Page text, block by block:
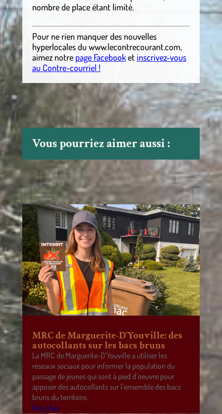
nombre de place étant limité.
Pour ne rien manquer des nouvelles
hyperlocalesdu www.lecontrecourant.com,
aimez notre page Facebooket inscrivez-vous
au Contre-courriel !
Vous pourriez aimer aussi :
MRC de Marguerite-D’Youville: des
autocollants sur les bacs bruns
La MRC de Marguerite-D’Youville a utiliser les
réseaux sociaux pour informer la population du
passage de jeunes qui sont à pied d’oeuvre pour
apposer des autocollants sur l’ensemble des bacs
bruns du territoire.
lire plus